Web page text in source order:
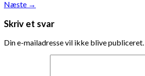
Næste →
Skriv et svar
Din e-mailadresse vil ikke blive publiceret.